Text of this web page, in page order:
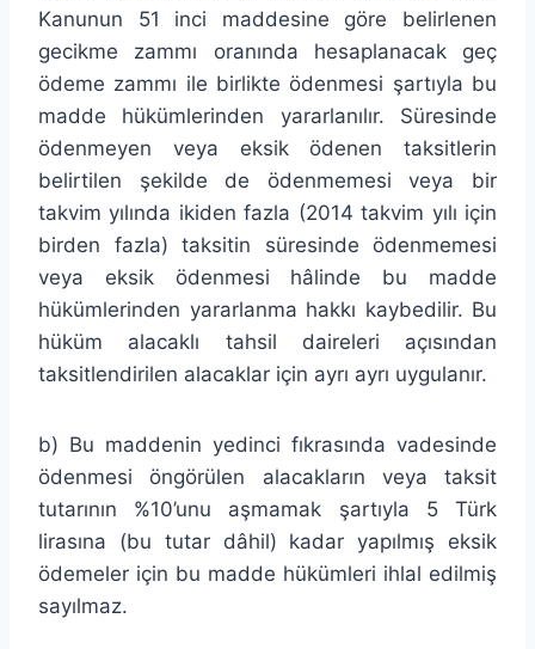
Kanunun 51 inci maddesine göre belirlenen
gecikme zammı oranında hesaplanacak geç
ödeme zammı ile birlikte ödenmesi şartıyla bu
madde hükümlerinden yararlanılır. Süresinde
ödenmeyen veya eksik ödenen taksitlerin
belirtilen şekilde de ödenmemesi veya bir
takvim yılında ikiden fazla (2014 takvim yılı için
birden fazla) taksitin süresinde ödenmemesi
veya eksik ödenmesi hâlinde bu madde
hükümlerinden yararlanma hakkı kaybedilir. Bu
hüküm alacaklı tahsil daireleri açısından
taksitlendirilen alacaklar için ayrı ayrı uygulanır.
b) Bu maddenin yedinci fıkrasında vadesinde
ödenmesi öngörülen alacakların veya taksit
tutarının %10’unu aşmamak şartıyla 5 Türk
lirasına (bu tutar dâhil) kadar yapılmış eksik
ödemeler için bu madde hükümleri ihlal edilmiş
sayılmaz.